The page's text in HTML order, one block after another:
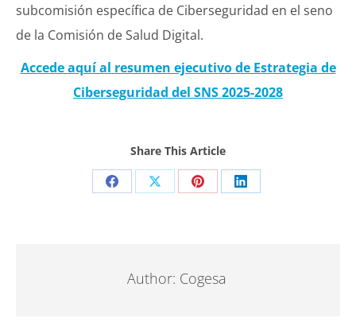
subcomisión específica de Ciberseguridad en el seno
de la Comisión de Salud Digital.
Accede aquí al resumen ejecutivo de Estrategia de
Ciberseguridad del SNS 2025-2028
Share This Article
Share Share Share Share
Author: Cogesa